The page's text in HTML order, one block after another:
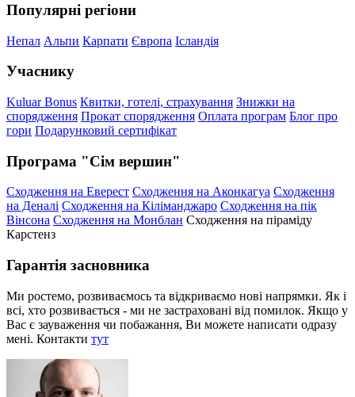
Популярні регіони
Непал Альпи Карпати Європа Ісландія
Учаснику
Kuluar Bonus Квитки, готелі, страхування Знижки на
спорядження Прокат спорядження Оплата програм Блог про
гори Подарунковий сертифікат
Програма "Сім вершин"
Сходження на Еверест Сходження на Аконкагуа Сходження
на Деналі Сходження на Кіліманджаро Сходження на пік
Вінсона Сходження на Монблан Сходження на піраміду
Карстенз
Гарантія засновника
Ми ростемо, розвиваємось та відкриваємо нові напрямки. Як і
всі, хто розвивається - ми не застраховані від помилок. Якщо у
Вас є зауваження чи побажання, Ви можете написати одразу
мені. Контакти тут